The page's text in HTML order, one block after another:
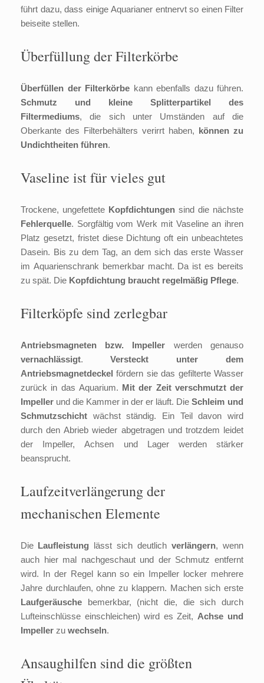
führt dazu, dass einige Aquarianer entnervt so einen Filter
beiseite stellen.
Überfüllung der Filterkörbe
Überfüllen der Filterkörbe kann ebenfalls dazu führen.
Schmutz und kleine Splitterpartikel des
Filtermediums, die sich unter Umständen auf die
Oberkante des Filterbehälters verirrt haben, können zu
Undichtheiten führen.
Vaseline ist für vieles gut
Trockene, ungefettete Kopfdichtungen sind die nächste
Fehlerquelle. Sorgfältig vom Werk mit Vaseline an ihren
Platz gesetzt, fristet diese Dichtung oft ein unbeachtetes
Dasein. Bis zu dem Tag, an dem sich das erste Wasser
im Aquarienschrank bemerkbar macht. Da ist es bereits
zu spät. Die Kopfdichtung braucht regelmäßig Pflege.
Filterköpfe sind zerlegbar
Antriebsmagneten bzw. Impeller werden genauso
vernachlässigt. Versteckt unter dem
Antriebsmagnetdeckel fördern sie das gefilterte Wasser
zurück in das Aquarium. Mit der Zeit verschmutzt der
Impeller und die Kammer in der er läuft. Die Schleim und
Schmutzschicht wächst ständig. Ein Teil davon wird
durch den Abrieb wieder abgetragen und trotzdem leidet
der Impeller, Achsen und Lager werden stärker
beansprucht.
Laufzeitverlängerung der
mechanischen Elemente
Die Laufleistung lässt sich deutlich verlängern, wenn
auch hier mal nachgeschaut und der Schmutz entfernt
wird. In der Regel kann so ein Impeller locker mehrere
Jahre durchlaufen, ohne zu klappern. Machen sich erste
Laufgeräusche bemerkbar, (nicht die, die sich durch
Lufteinschlüsse einschleichen) wird es Zeit, Achse und
Impeller zu wechseln.
Ansaughilfen sind die größten